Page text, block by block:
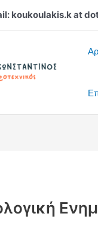
koukoulakis.k at